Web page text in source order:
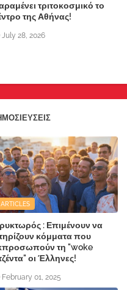
τριτοκοσμικό το
της Αθήνας!
July 28, 2026
ARTICLES
: Επιμένουν να
κόμματα που
τη "woke
οι Έλληνες!
February 01, 2025